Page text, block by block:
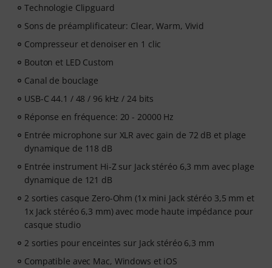
Technologie Clipguard
Sons de préamplificateur: Clear, Warm, Vivid
Compresseur et denoiser en 1 clic
Bouton et LED Custom
Canal de bouclage
USB-C 44.1 / 48 / 96 kHz / 24 bits
Réponse en fréquence: 20 - 20000 Hz
Entrée microphone sur XLR avec gain de 72 dB et plage
dynamique de 118 dB
Entrée instrument Hi-Z sur Jack stéréo 6,3 mm avec plage
dynamique de 121 dB
2 sorties casque Zero-Ohm (1x mini Jack stéréo 3,5 mm et
1x Jack stéréo 6,3 mm) avec mode haute impédance pour
casque studio
2 sorties pour enceintes sur Jack stéréo 6,3 mm
Compatible avec Mac, Windows et iOS